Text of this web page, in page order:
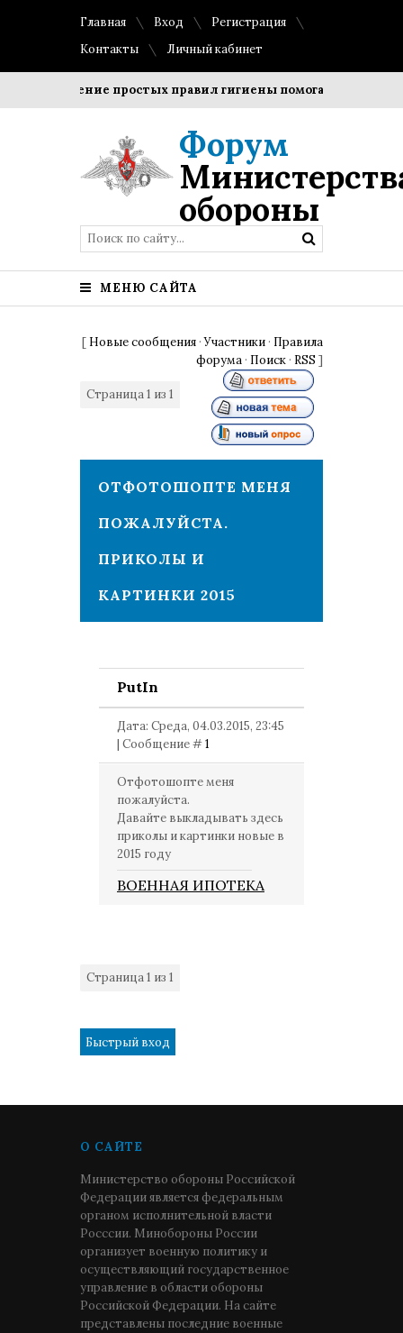
Главная Вход
Регистрация
Контакты
Личный кабинет
Соблюдение простых правил гигиены помогает
Форум
обороны
МЕНЮ САЙТА
[ Новые сообщения ·Участники · Правила
форума · Поиск · RSS ]
Страница1 из 1
ОТФОТОШОПТЕ МЕНЯ
ПОЖАЛУЙСТА.
ПРИКОЛЫ И
КАРТИНКИ 2015
PutIn
Дата: Среда, 04.03.2015, 23:45
| Сообщение #1
Отфотошопте меня
пожалуйста.
Давайте выкладывать здесь
приколы и картинки новые в
2015 году
ВОЕННАЯ ИПОТЕКА
Страница1 из 1
О САЙТЕ
Министерство обороны Российской
Федерации является федеральным
органом исполнительной власти
Росссии. Минобороны России
организует военную политику и
осуществляющий государственное
управление в области обороны
Российской Федерации. На сайте
представлены последние военные